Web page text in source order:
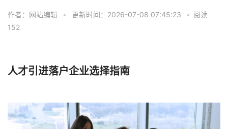
作者：网站编辑 • 更新时间：2026-07-08 07:45:23 • 阅读
152
人才引进落户企业选择指南